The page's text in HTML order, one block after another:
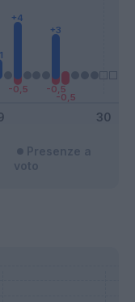
Presenze a
voto